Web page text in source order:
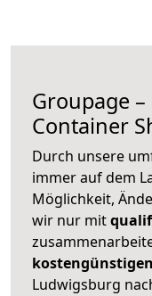
Groupage
Container
Durch unsere
immer auf dem
Möglichkeit,
wir nur mit
Ludwigsburg